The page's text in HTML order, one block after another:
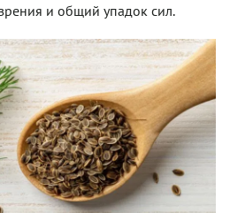
и общий упадок сил.